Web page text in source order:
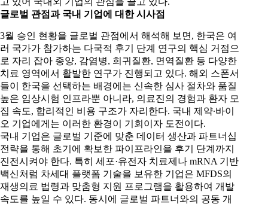
글로벌 관점과 국내 기업에 대한 시사점
3월 승인 현황을 글로벌 관점에서 해석해 보면, 한국은 여
러 국가가 참가하는 다국적 후기 단계 연구의 핵심 거점으
로 자리 잡아 종양, 감염병, 희귀질환, 면역질환 등 다양한
치료 영역에서 활발한 연구가 진행되고 있다. 해외 스폰서
들이 한국을 선택하는 배경에는 신속한 심사 절차와 품질
높은 임상시험 인프라뿐 아니라, 의료진의 경험과 환자 모
집 속도, 합리적인 비용 구조가 자리한다. 국내 제약∙바이
오 기업에게는 이러한 환경이 기회이자 도전이다.
국내 기업은 글로벌 기준에 맞춘 데이터 생산과 파트너십
전략을 통해 초기에 확보한 파이프라인을 후기 단계까지
진전시켜야 한다. 특히 세포·유전자 치료제나 mRNA 기반
백신처럼 차세대 플랫폼 기술을 보유한 기업은 MFDS의
재생의료 법령과 맞춤형 지원 프로그램을 활용하여 개발
속도를 높일 수 있다. 동시에 글로벌 파트너와의 공동 개